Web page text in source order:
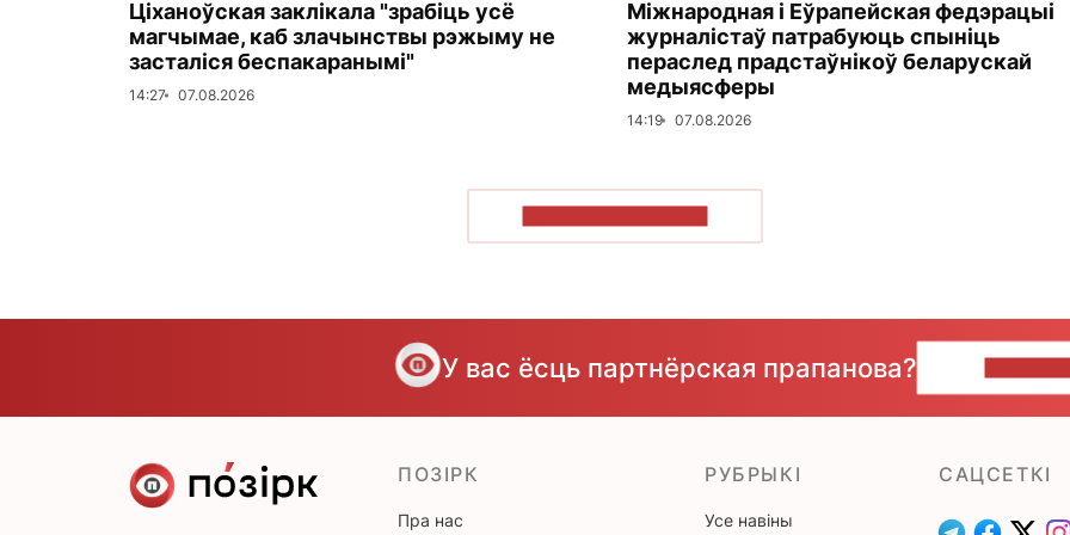
Ціханоўская заклікала "зрабіць усё
магчымае, каб злачынствы рэжыму не
засталіся беспакаранымі"
14:27 07.08.2026
Міжнародная і Еўрапейская федэрацыі
журналістаў патрабуюць спыніць
пераслед прадстаўнікоў беларускай
медыясферы
14:19 07.08.2026
У вас ёсць партнёрская прапанова?
ПОЗІРК
Пра нас
РУБРЫКІ
Усе навіны
САЦСЕТКІ